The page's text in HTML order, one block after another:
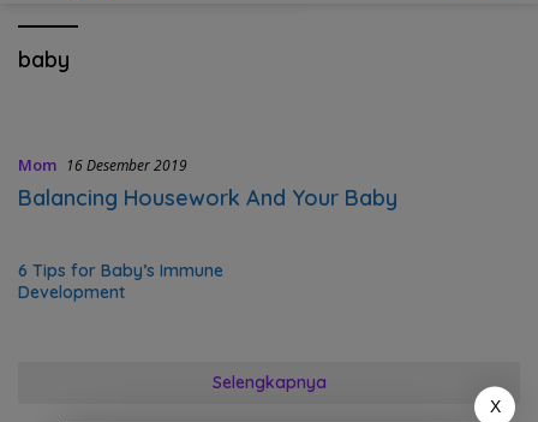
baby
Mom 16 Desember 2019
Balancing Housework And Your Baby
6 Tips for Baby’s Immune
Development
Selengkapnya
X